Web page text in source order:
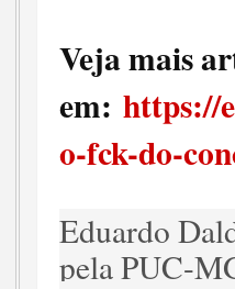
Veja mais
em: https://
o-fck-do-
Eduardo
pela PUC-